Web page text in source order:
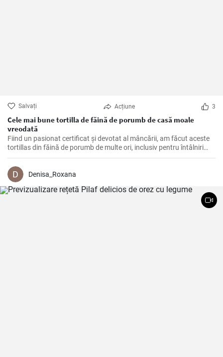
Salvați Acțiune 3
Cele mai bune tortilla de făină de porumb de casă moale
vreodată
Fiind un pasionat certificat și devotat al mâncării, am făcut aceste
tortillas din făină de porumb de multe ori, inclusiv pentru întâlniri
tematice și cine liniștite în timpul săptămânii acasă. Sunt un
acompaniament excelent sau o bază pentru o varietate de
mâncăruri mexicane și, de asemenea, o salvare pentru cei care
urmează o dietă fără gluten. Este o singură rețetă, dar se simte de
fiecare dată ca o călătorie în inima bucătăriei mexicane.
Denisa_Roxana